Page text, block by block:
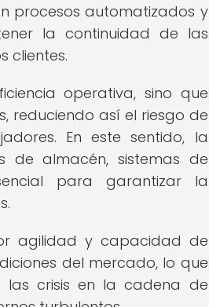
procesos automatizados y
la continuidad de las
clientes.
operativa, sino que
reduciendo así el riesgo de
En este sentido, la
de almacén, sistemas de
para garantizar la
agilidad y capacidad de
del mercado, lo que
las crisis en la cadena de